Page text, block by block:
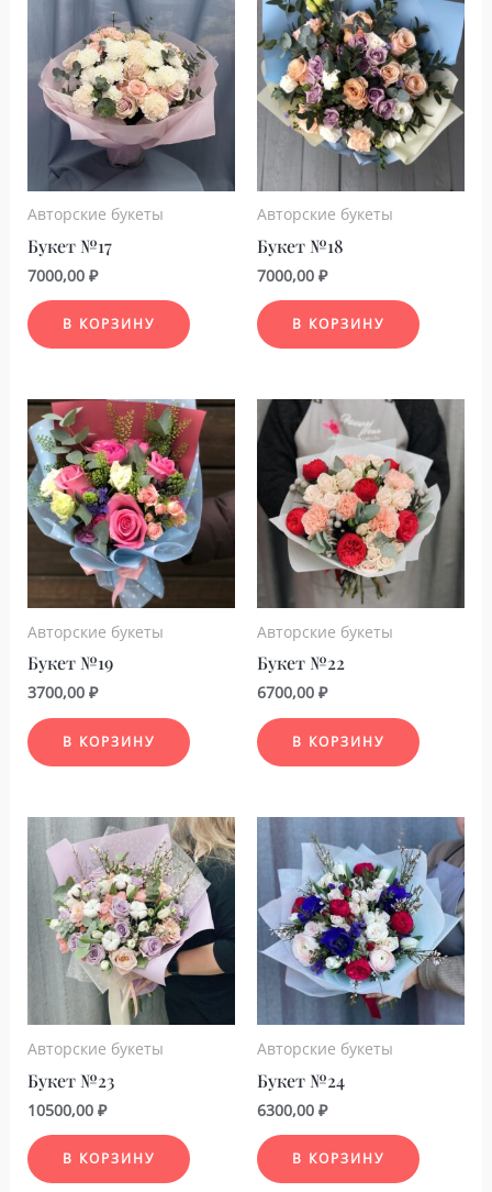
Авторские букеты
Букет №17
7000,00 ₽
В КОРЗИНУ
Авторские букеты
Букет №18
7000,00 ₽
В КОРЗИНУ
Авторские букеты
Букет №19
3700,00 ₽
В КОРЗИНУ
Авторские букеты
Букет №22
6700,00 ₽
В КОРЗИНУ
Авторские букеты
Букет №23
10500,00 ₽
В КОРЗИНУ
Авторские букеты
Букет №24
6300,00 ₽
В КОРЗИНУ